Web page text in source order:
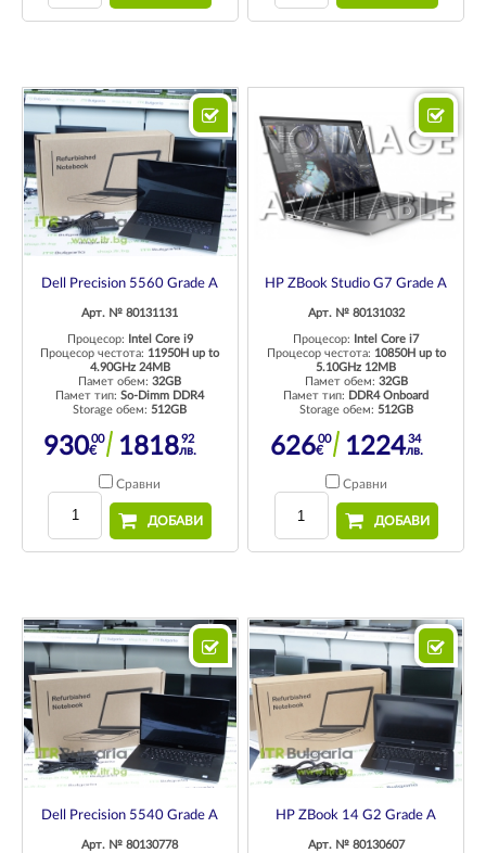
Dell Precision 5560 Grade A
Арт. № 80131131
Процесор:
Intel Core i9
Процесор честота: 11950H up to
4.90GHz 24MB
Памет обем:32GB
Памет тип:So-Dimm DDR4
Storage обем: 512GB
93000
€ 181892
лв.
Сравни
ДОБАВИ
HP ZBook Studio G7 Grade A
Арт. № 80131032
Процесор:
Intel Core i7
Процесор честота: 10850H up to
5.10GHz 12MB
Памет обем: 32GB
Памет тип: DDR4 Onboard
Storage обем: 512GB
62600
€ 122434
лв.
Сравни
ДОБАВИ
Dell Precision 5540 Grade A
Арт. № 80130778
HP ZBook 14 G2 Grade A
Арт. № 80130607